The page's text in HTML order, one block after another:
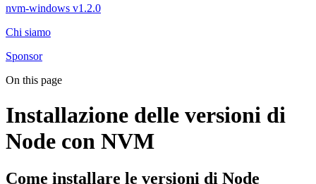
nvm-windows v1.2.0
Chi siamo
Sponsor
On this page
Installazione delle versioni di
Node con NVM
Come installare le versioni di Node